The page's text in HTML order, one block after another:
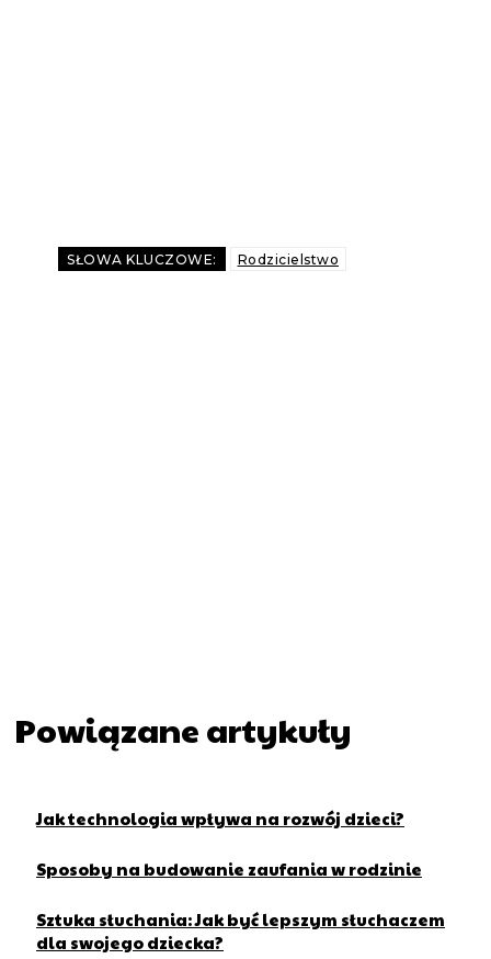
SŁOWA KLUCZOWE: Rodzicielstwo
Powiązane artykuły
Jak technologia wpływa na rozwój dzieci?
Sposoby na budowanie zaufania w rodzinie
Sztuka słuchania: Jak być lepszym słuchaczem
dla swojego dziecka?